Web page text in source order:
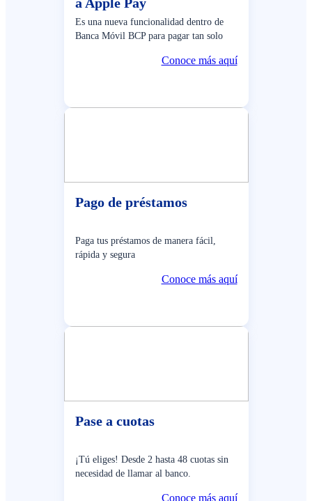
Es una nueva funcionalidad dentro de
Banca Móvil BCP para pagar tan solo
Conoce más aquí
Pago de préstamos
Paga tus préstamos de manera fácil,
rápida y segura
Conoce más aquí
Pase a cuotas
¡Tú eliges! Desde 2 hasta 48 cuotas sin
necesidad de llamar al banco.
Conoce más aquí